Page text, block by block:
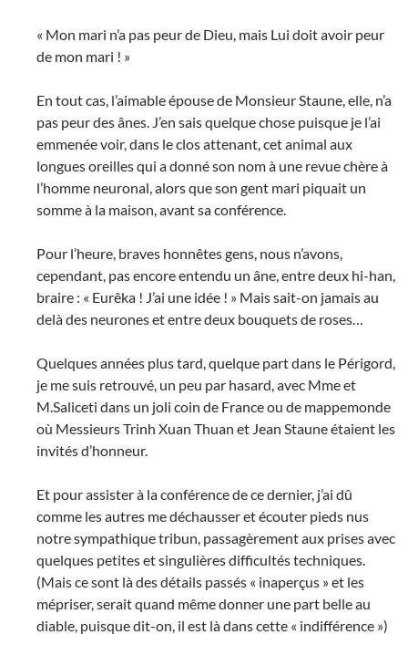
« Mon mari n’a pas peur de Dieu, mais Lui doit avoir peur
de mon mari ! »
En tout cas, l’aimable épouse de Monsieur Staune, elle, n’a
pas peur des ânes. J’en sais quelque chose puisque je l’ai
emmenée voir, dans le clos attenant, cet animal aux
longues oreilles qui a donné son nom à une revue chère à
l’homme neuronal, alors que son gent mari piquait un
somme à la maison, avant sa conférence.
Pour l’heure, braves honnêtes gens, nous n’avons,
cependant, pas encore entendu un âne, entre deux hi-han,
braire : « Eurêka ! J’ai une idée ! » Mais sait-on jamais au
delà des neurones et entre deux bouquets de roses…
Quelques années plus tard, quelque part dans le Périgord,
je me suis retrouvé, un peu par hasard, avec Mme et
M.Saliceti dans un joli coin de France ou de mappemonde
où Messieurs Trinh Xuan Thuan et Jean Staune étaient les
invités d’honneur.
Et pour assister à la conférence de ce dernier, j’ai dû
comme les autres me déchausser et écouter pieds nus
notre sympathique tribun, passagèrement aux prises avec
quelques petites et singulières difficultés techniques.
(Mais ce sont là des détails passés « inaperçus » et les
mépriser, serait quand même donner une part belle au
diable, puisque dit-on, il est là dans cette « indifférence »)